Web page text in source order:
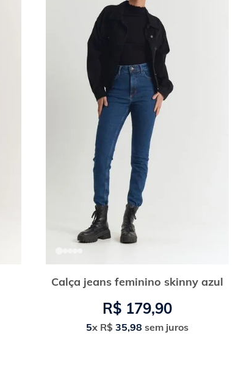
Calça jeans feminino skinny azul
R$ 179,90
5x R$ 35,98 sem juros